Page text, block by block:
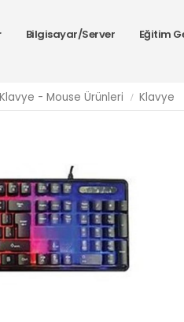
Bilgisayar/Server Eğitim
Klavye - Mouse Ürünleri Klavye